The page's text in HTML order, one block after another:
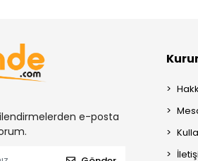
e-posta